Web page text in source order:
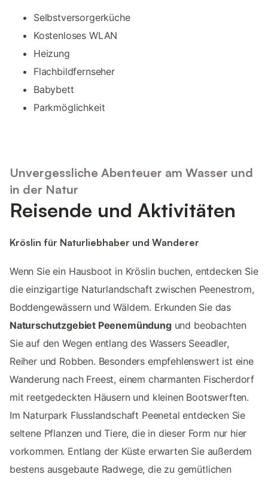
Selbstversorgerküche
Kostenloses WLAN
Heizung
Flachbildfernseher
Babybett
Parkmöglichkeit
Unvergessliche Abenteuer am Wasser und
in der Natur
Reisende und Aktivitäten
Kröslin für Naturliebhaber und Wanderer
Wenn Sie ein Hausboot in Kröslin buchen, entdecken Sie
die einzigartige Naturlandschaft zwischen Peenestrom,
Boddengewässern und Wäldern. Erkunden Sie das
Naturschutzgebiet Peenemündungund beobachten
Sie auf den Wegen entlang des Wassers Seeadler,
Reiher und Robben. Besonders empfehlenswert ist eine
Wanderung nach Freest, einem charmanten Fischerdorf
mit reetgedeckten Häusern und kleinen Bootswerften.
Im Naturpark Flusslandschaft Peenetal entdecken Sie
seltene Pflanzen und Tiere, die in dieser Form nur hier
vorkommen. Entlang der Küste erwarten Sie außerdem
bestens ausgebaute Radwege, die zu gemütlichen